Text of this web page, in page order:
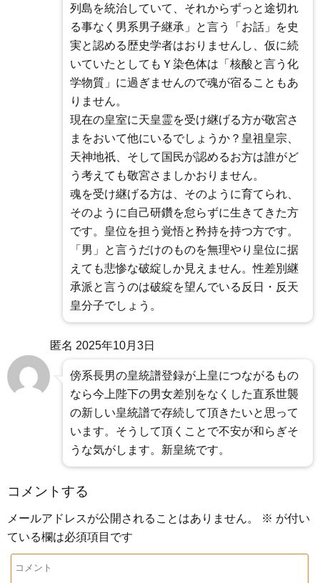
列島を統治していて、それからずっと途切れ
る事なく男系男子継承」と言う「お話」を史
実と認める歴史学者はおりませんし、仮に続
いていたとしてもＹ染色体は「核酸と言う化
学物質」に過ぎませんので魂が宿ることもあ
りません。
現在の皇室に天皇霊を受け継げる方が敬宮さ
まをおいて他にいるでしょうか？皇祖皇宗、
天神地祇、そして国民が認めるお方は誰がど
う考えても敬宮さましかおりません。
魂を受け継げる方は、そのように育てられ、
そのように自己研鑽を怠らずに生きてきた方
です。皇位を担う覚悟と矜持を持つ方です。
「男」と言うだけのものを無理やり皇位に据
えても悲惨な破綻しか見えません。性差別継
承派と言うのは破綻を望んでいる反日・反天
皇分子でしょう。
匿名 2025年10月3日
傍系長男の皇統譜登録が上皇につながるもの
なら今上陛下の男女差別をなくした直系世襲
の新しい皇統譜で存続して頂きたいと思って
います。そうして頂くことで不安が和らぎそ
うな気がします。新皇統です。
コメントする
メールアドレスが公開されることはありません。 ※ が付い
ている欄は必須項目です